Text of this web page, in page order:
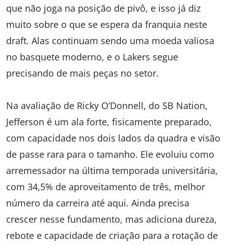
que não joga na posição de pivô, e isso já diz
muito sobre o que se espera da franquia neste
draft. Alas continuam sendo uma moeda valiosa
no basquete moderno, e o Lakers segue
precisando de mais peças no setor.
Na avaliação de Ricky O’Donnell, do SB Nation,
Jefferson é um ala forte, fisicamente preparado,
com capacidade nos dois lados da quadra e visão
de passe rara para o tamanho. Ele evoluiu como
arremessador na última temporada universitária,
com 34,5% de aproveitamento de três, melhor
número da carreira até aqui. Ainda precisa
crescer nesse fundamento, mas adiciona dureza,
rebote e capacidade de criação para a rotação de